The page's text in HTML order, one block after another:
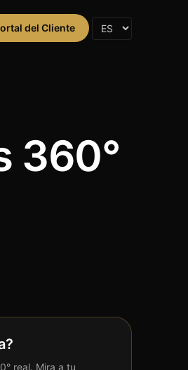
del Cliente
360°
real. Mira a tu